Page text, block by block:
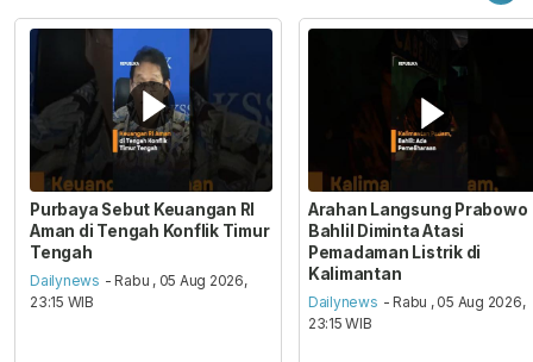
Purbaya Sebut Keuangan RI
Aman di Tengah Konflik Timur
Tengah
Dailynews - Rabu , 05 Aug 2026,
23:15 WIB
Arahan Langsung Prabowo
Bahlil Diminta Atasi
Pemadaman Listrik di
Kalimantan
Dailynews - Rabu , 05 Aug 2026,
23:15 WIB